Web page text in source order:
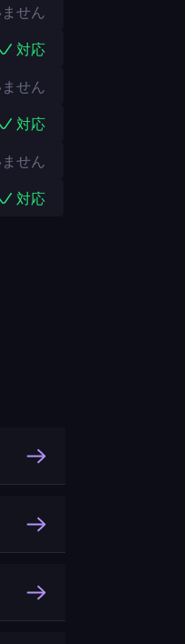
せん
対応
せん
対応
せん
対応